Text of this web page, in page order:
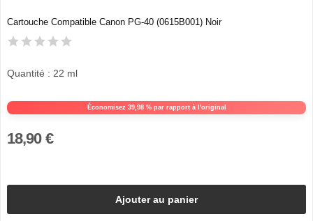
Cartouche Compatible Canon PG-40 (0615B001) Noir
Économisez 39,98 % par rapport à l'original
Quantité : 22 ml
18,90 €
Ajouter au panier